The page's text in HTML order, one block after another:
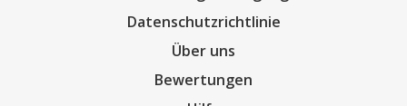
Datenschutzrichtlinie
Über uns
Bewertungen